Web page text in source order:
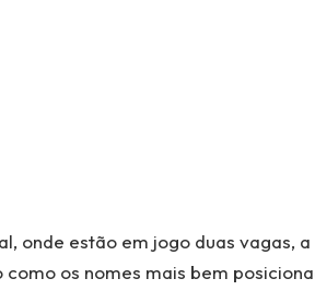
onde estão em jogo duas vagas,
os nomes mais bem